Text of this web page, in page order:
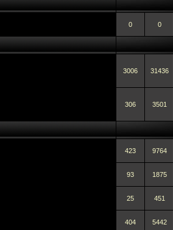
0 0
3006 31436
306 3501
423 9764
93 1875
25 451
404 5442